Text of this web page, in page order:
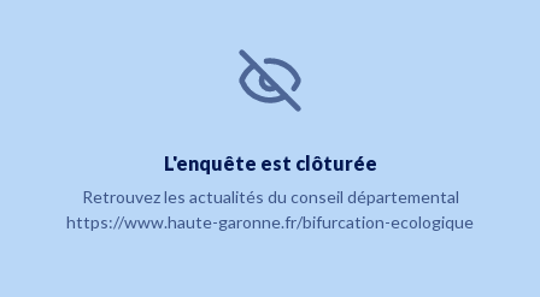
L'enquête est clôturée
Retrouvez les actualités du conseil départemental
https://www.haute-garonne.fr/bifurcation-ecologique